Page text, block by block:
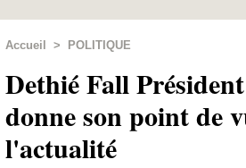
Accueil > POLITIQUE
Dethié Fall
donne son point de
l'actualité